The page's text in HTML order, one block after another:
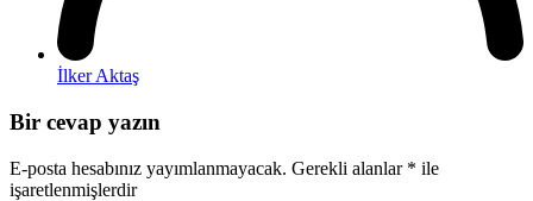
İlker Aktaş
Bir cevap yazın
E-posta hesabınız yayımlanmayacak. Gerekli alanlar * ile
işaretlenmişlerdir